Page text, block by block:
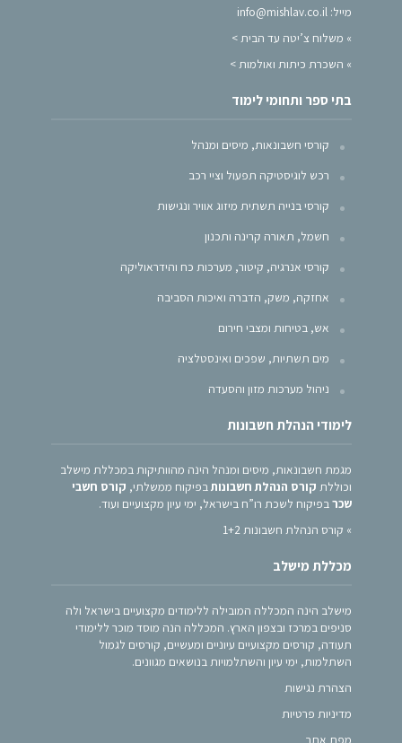
מייל: info@mishlav.co.il
» משלוח צ’יטה עד הבית >
» השכרת כיתות ואולמות >
בתי ספר ותחומי לימוד
קורסי חשבונאות, מיסים ומנהל
רכש לוגיסטיקה תפעול וציי רכב
קורסי בנייה תשתית מיזוג אוויר ונגישות
חשמל, תאורה קרינה ותכנון
קורסי אנרגיה, קיטור, מערכות כח והידראוליקה
אחזקה, משק, הדברה ואיכות הסביבה
אש, בטיחות ומצבי חירום
מים תשתיות, שפכים ואינסטלציה
ניהול מערכות מזון והסעדה
לימודי הנהלת חשבונות
מגמת חשבונאות, מיסים ומנהל הינה מהוותיקות במכללת מישלב
וכוללת קורס הנהלת חשבונותבפיקוח ממשלתי, קורס חשבי
שכרבפיקוח לשכת רו”ח בישראל, ימי עיון מקצועיים ועוד.
» קורס הנהלת חשבונות 1+2
מכללת מישלב
מישלב הינה המכללה המובילה ללימודים מקצועיים בישראל ולה
סניפים במרכז ובצפון הארץ. המכללה הנה מוסד מוכר ללימודי
תעודה, קורסים מקצועיים עיוניים ומעשיים, קורסים לגמול
השתלמות, ימי עיון והשתלמויות בנושאים מגוונים.
הצהרת נגישות
מדיניות פרטיות
מפת אתר